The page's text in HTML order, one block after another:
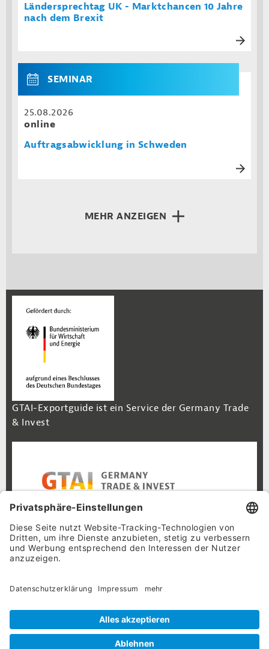
Ländersprechtag UK - Marktchancen 10 Jahre
nach dem Brexit
SEMINAR
25.08.2026
online
Auftragsabwicklung in Schweden
MEHR ANZEIGEN
GTAI-Exportguide ist ein Service der Germany Trade
& Invest
Footer Navigation
Inhalt
Cookie-Einstellungen
Datenschutz